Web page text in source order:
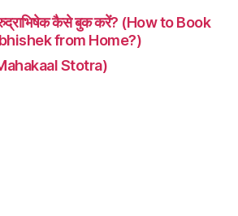
कैसे बुक करें? (How to Book
from Home?)
Stotra)